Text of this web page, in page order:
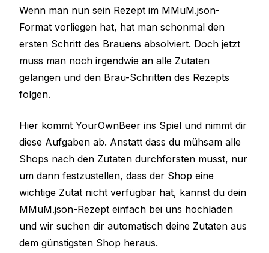
Wenn man nun sein Rezept im MMuM.json-
Format vorliegen hat, hat man schonmal den
ersten Schritt des Brauens absolviert. Doch jetzt
muss man noch irgendwie an alle Zutaten
gelangen und den Brau-Schritten des Rezepts
folgen.
Hier kommt YourOwnBeer ins Spiel und nimmt dir
diese Aufgaben ab. Anstatt dass du mühsam alle
Shops nach den Zutaten durchforsten musst, nur
um dann festzustellen, dass der Shop eine
wichtige Zutat nicht verfügbar hat, kannst du dein
MMuM.json-Rezept einfach bei uns hochladen
und wir suchen dir automatisch deine Zutaten aus
dem günstigsten Shop heraus.